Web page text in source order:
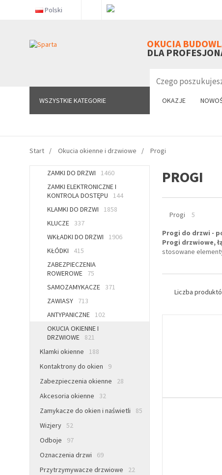
Polski
OKUCIA
DLA
WSZYSTKIE KATEGORIE OKAZJE
WSZYSTKIE KATEGORIE
Start Okucia okienne i drzwiowe Progi
ZAMKI DO DRZWI
1460
ZAMKI ELEKTRONICZNE I
KONTROLA DOSTĘPU
144
KLAMKI DO DRZWI
1858
KLUCZE
337
WKŁADKI DO DRZWI
1906
KŁÓDKI
415
ZABEZPIECZENIA
ROWEROWE
75
SAMOZAMYKACZE
371
ZAWIASY
713
ANTYPANICZNE
102
OKUCIA OKIENNE I
DRZWIOWE
821
Klamki okienne
188
Kontaktrony do okien
9
Zabezpieczenia okienne
28
Akcesoria okienne
32
Zamykacze do okien i naświetli
85
Wizjery 52
Odboje
97
Oznaczenia drzwi
69
Przytrzymywacze drzwiowe
22
PROGI
Progi 5
Progi do drzwi -
Progi drzwiowe,
stosowane
Liczba